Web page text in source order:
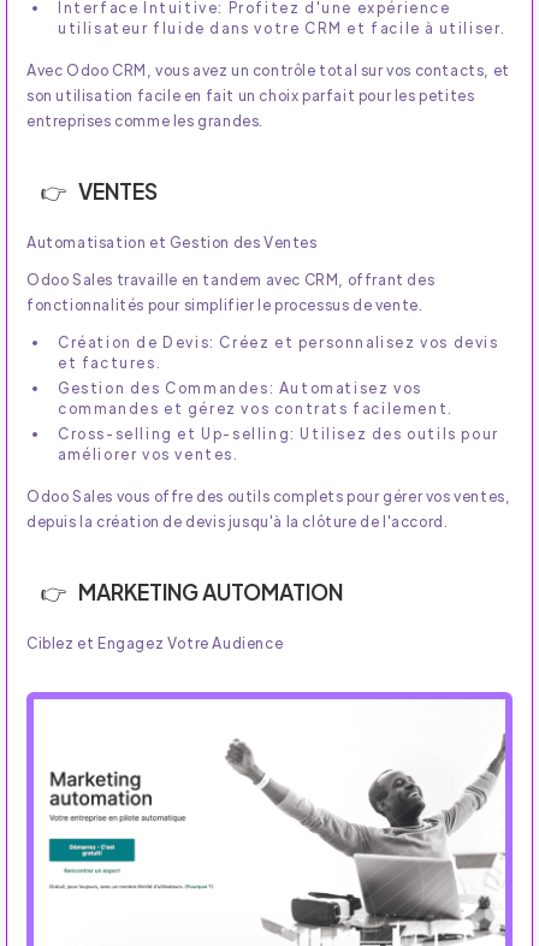
Interface Intuitive: Profitez d'une expérience
utilisateur fluide dans votre CRM et facile à utiliser.
Avec Odoo CRM, vous avez un contrôle total sur vos contacts, et
son utilisation facile en fait un choix parfait pour les petites
entreprises comme les grandes.
VENTES
Automatisation et Gestion des Ventes
Odoo Sales travaille en tandem avec CRM, offrant des
fonctionnalités pour simplifier le processus de vente.
Création de Devis: Créez et personnalisez vos devis
et factures.
Gestion des Commandes: Automatisez vos
commandes et gérez vos contrats facilement.
Cross-selling et Up-selling: Utilisez des outils pour
améliorer vos ventes.
Odoo Sales vous offre des outils complets pour gérer vos ventes,
depuis la création de devis jusqu'à la clôture de l'accord.
MARKETING AUTOMATION
Ciblez et Engagez Votre Audience